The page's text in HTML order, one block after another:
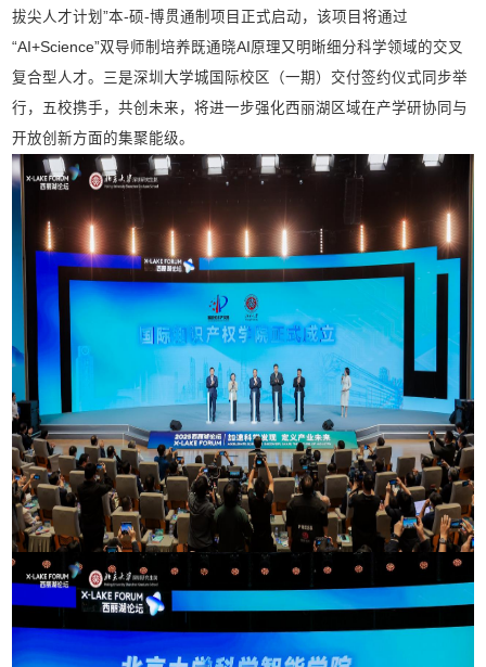
拔尖人才计划”本-硕-博贯通制项目正式启动，该项目将通过
“AI+Science”双导师制培养既通晓AI原理又明晰细分科学领域的交叉
复合型人才。三是深圳大学城国际校区（一期）交付签约仪式同步举
行，五校携手，共创未来，将进一步强化西丽湖区域在产学研协同与
开放创新方面的集聚能级。